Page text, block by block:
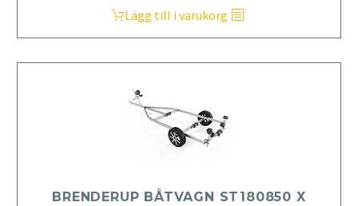
Lägg till i varukorg
BRENDERUP BÅTVAGN ST180850 X